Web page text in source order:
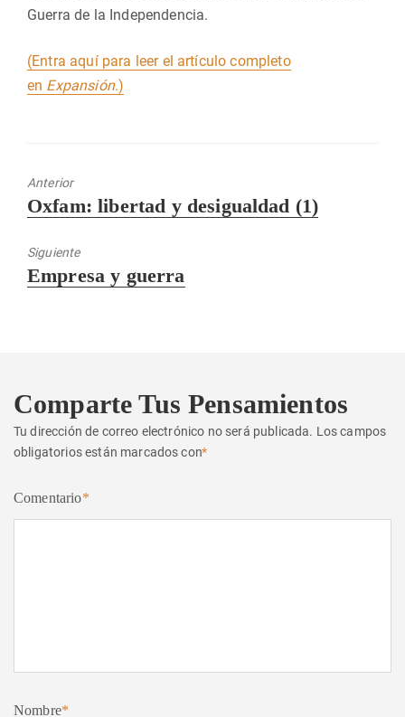
Guerra de la Independencia.
(Entra aquí para leer el artículo completo
en Expansión.)
Anterior
Entrada
Oxfam: libertad y desigualdad (1)
Siguiente
Entrada
Empresa y guerra
Comparte Tus Pensamientos
Tu dirección de correo electrónico no será publicada. Los campos
obligatorios están marcados con*
Comentario*
Nombre*